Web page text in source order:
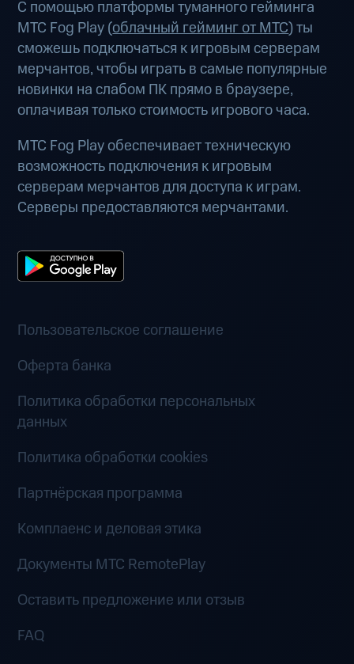
С помощью платформы туманного гейминга
МТС Fog Play (облачный гейминг от МТС) ты
сможешь подключаться к игровым серверам
мерчантов, чтобы играть в самые популярные
новинки на слабом ПК прямо в браузере,
оплачивая только стоимость игрового часа.
МТС Fog Play обеспечивает техническую
возможность подключения к игровым
серверам мерчантов для доступа к играм.
Серверы предоставляются мерчантами.
Пользовательское соглашение
Оферта банка
Политика обработки персональных
данных
Политика обработки cookies
Партнёрская программа
Комплаенс и деловая этика
Документы MTC RemotePlay
Оставить предложение или отзыв
FAQ